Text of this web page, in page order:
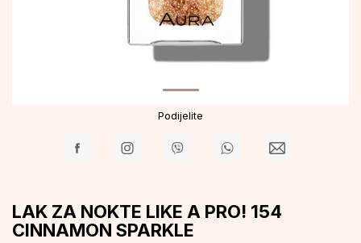
Podijelite
LAK ZA NOKTE LIKE A PRO! 154
CINNAMON SPARKLE